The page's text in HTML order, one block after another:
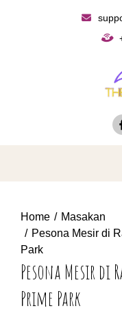
Home
Masakan
Pesona Mesir di
Park
Pesona Mesir di
Prime Park